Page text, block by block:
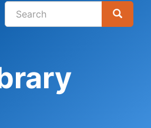
検
Search
Search